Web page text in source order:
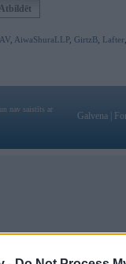
Atbildēt
AV AiwaShuraLLP, GirtzB Lafter
nav saistīts ar
Galvena